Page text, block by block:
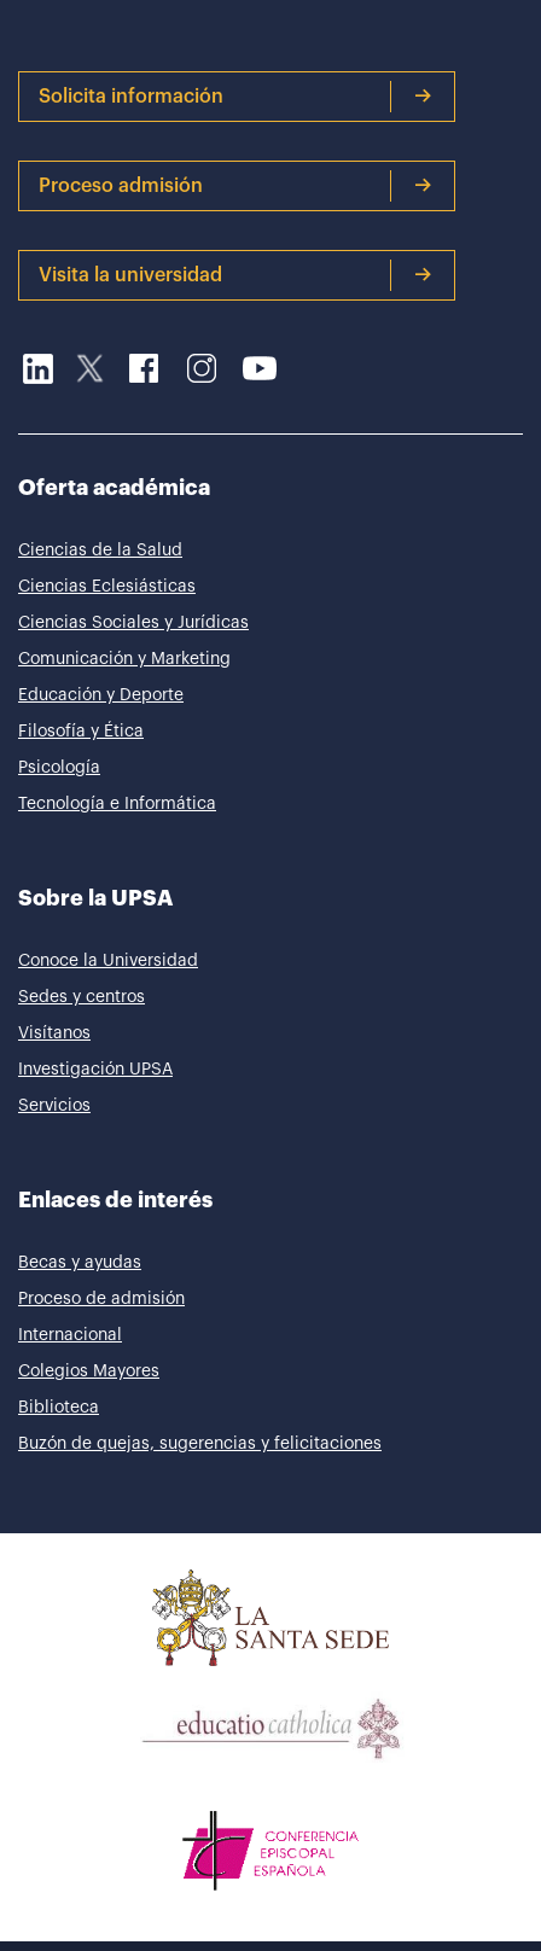
Solicita información
Proceso admisión
Visita la universidad
Oferta académica
Ciencias de la Salud
Ciencias Eclesiásticas
Ciencias Sociales y Jurídicas
Comunicación y Marketing
Educación y Deporte
Filosofía y Ética
Psicología
Tecnología e Informática
Sobre la UPSA
Conoce la Universidad
Sedes y centros
Visítanos
Investigación UPSA
Servicios
Enlaces de interés
Becas y ayudas
Proceso de admisión
Internacional
Colegios Mayores
Biblioteca
Buzón de quejas, sugerencias y felicitaciones